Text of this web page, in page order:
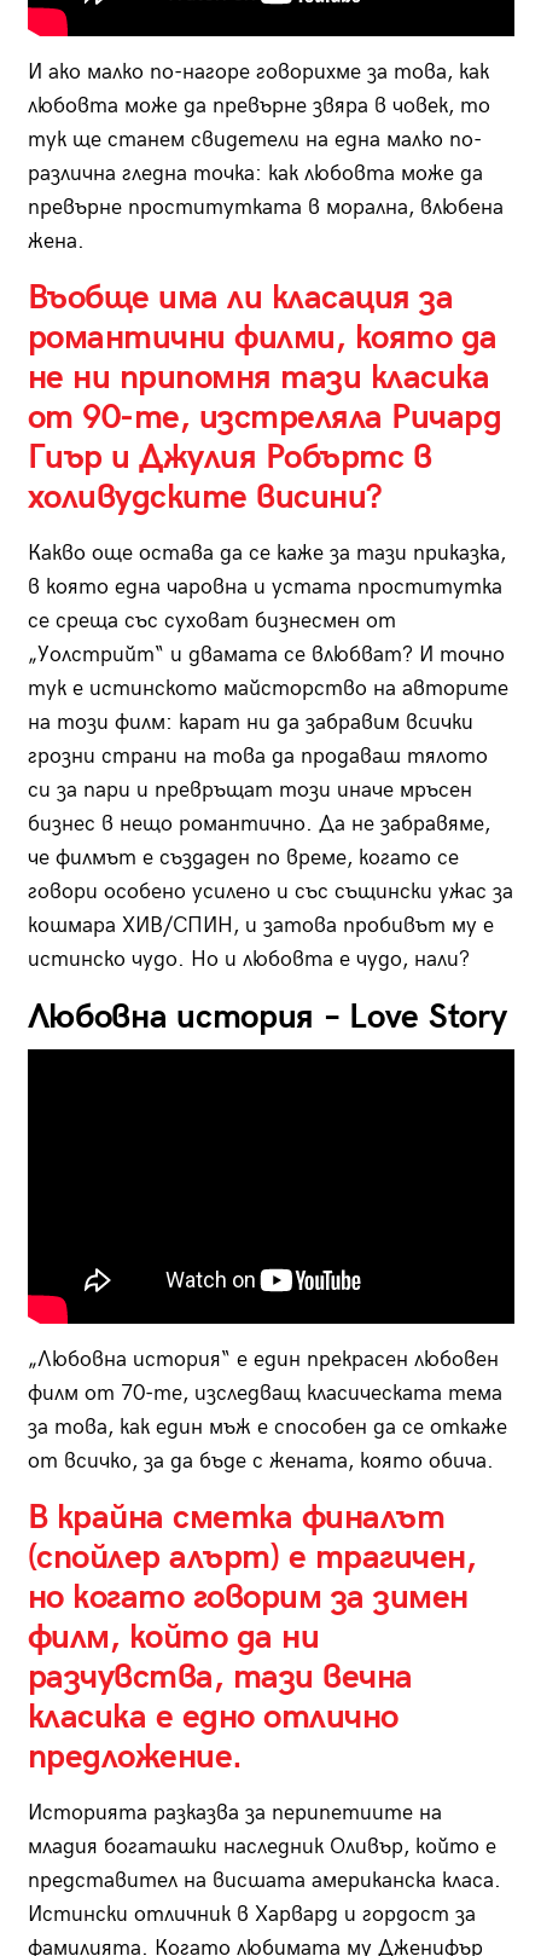
И ако малко по-нагоре говорихме за това, как
любовта може да превърне звяра в човек, то
тук ще станем свидетели на една малко по-
различна гледна точка: как любовта може да
превърне проститутката в морална, влюбена
жена.
Въобще има ли класация за
романтични филми, която да
не ни припомня тази класика
от 90-те, изстреляла Ричард
Гиър и Джулия Робъртс в
холивудските висини?
Какво още остава да се каже за тази приказка,
в която една чаровна и устата проститутка
се среща със суховат бизнесмен от
„Уолстрийт“ и двамата се влюбват? И точно
тук е истинското майсторство на авторите
на този филм: карат ни да забравим всички
грозни страни на това да продаваш тялото
си за пари и превръщат този иначе мръсен
бизнес в нещо романтично. Да не забравяме,
че филмът е създаден по време, когато се
говори особено усилено и със същински ужас за
кошмара ХИВ/СПИН, и затова пробивът му е
истинско чудо. Но и любовта е чудо, нали?
Любовна история – Love Story
„Любовна история“ е един прекрасен любовен
филм от 70-те, изследващ класическата тема
за това, как един мъж е способен да се откаже
от всичко, за да бъде с жената, която обича.
В крайна сметка финалът
(спойлер алърт) е трагичен,
но когато говорим за зимен
филм, който да ни
разчувства, тази вечна
класика е едно отлично
предложение.
Историята разказва за перипетиите на
младия богаташки наследник Оливър, който е
представител на висшата американска класа.
Истински отличник в Харвард и гордост за
фамилията. Когато любимата му Дженифър